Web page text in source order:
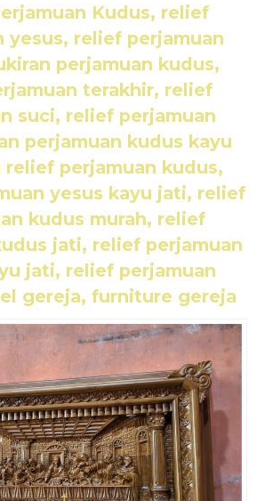
Kudus, relief
yesus, relief perjamuan
perjamuan kudus,
terakhir, relief
suci, relief perjamuan
perjamuan kudus kayu
relief perjamuan kudus,
yesus kayu jati, relief
kudus murah, relief
jati, relief perjamuan
jati, relief perjamuan
gereja, furniture gereja